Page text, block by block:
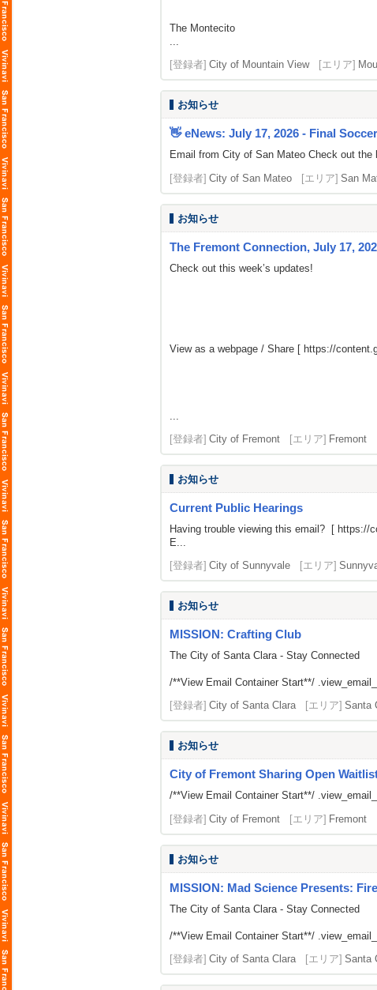
The Montecito
...
[登録者] City of Mountain View [エリア]
お知らせ
👋 eNews: July 17, 2026 - Final
Email from City of San Mateo Check out
[登録者] City of San Mateo [エリア] San
お知らせ
The Fremont Connection, July 17,
Check out this week’s updates!
View as a webpage / Share [ https://
...
[登録者] City of Fremont [エリア] Fremont
お知らせ
Current Public Hearings
Having trouble viewing this email? [ https://
E...
[登録者] City of Sunnyvale [エリア]
お知らせ
MISSION: Crafting Club
The City of Santa Clara - Stay Connected
/**View Email Container Start**/
[登録者] City of Santa Clara [エリア] Santa
お知らせ
City of Fremont Sharing Open
/**View Email Container Start**/
[登録者] City of Fremont [エリア] Fremont
お知らせ
MISSION: Mad Science Presents:
The City of Santa Clara - Stay Connected
/**View Email Container Start**/
[登録者] City of Santa Clara [エリア] Santa